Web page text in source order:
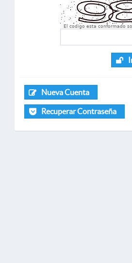
El codigo esta conformado
Nueva Cuenta
Recuperar Contraseña